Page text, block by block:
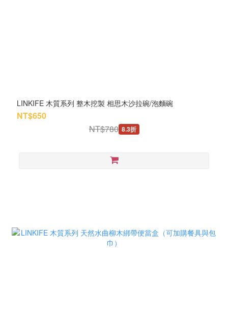
LINKIFE 木質系列 整木挖製 相思木沙拉碗/泡麵碗
NT$650
NT$780 8.3折